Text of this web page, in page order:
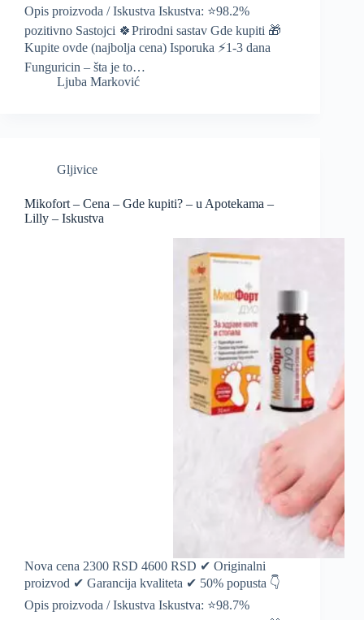
Opis proizvoda / Iskustva Iskustva: ⭐️98.2%
pozitivno Sastojci 🍀Prirodni sastav Gde kupiti 🎁
Kupite ovde (najbolja cena) Isporuka ⚡️1-3 dana
Funguricin – šta je to…
Ljuba Marković
Gljivice
Mikofort – Cena – Gde kupiti? – u Apotekama –
Lilly – Iskustva
Nova cena 2300 RSD 4600 RSD ✔ Originalni
proizvod ✔ Garancija kvaliteta ✔ 50% popusta 👇
Opis proizvoda / Iskustva Iskustva: ⭐️98.7%